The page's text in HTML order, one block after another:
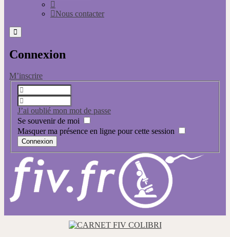
Nous contacter
Connexion
M’inscrire
J’ai oublié mon mot de passe
Se souvenir de moi
Masquer ma présence en ligne pour cette session